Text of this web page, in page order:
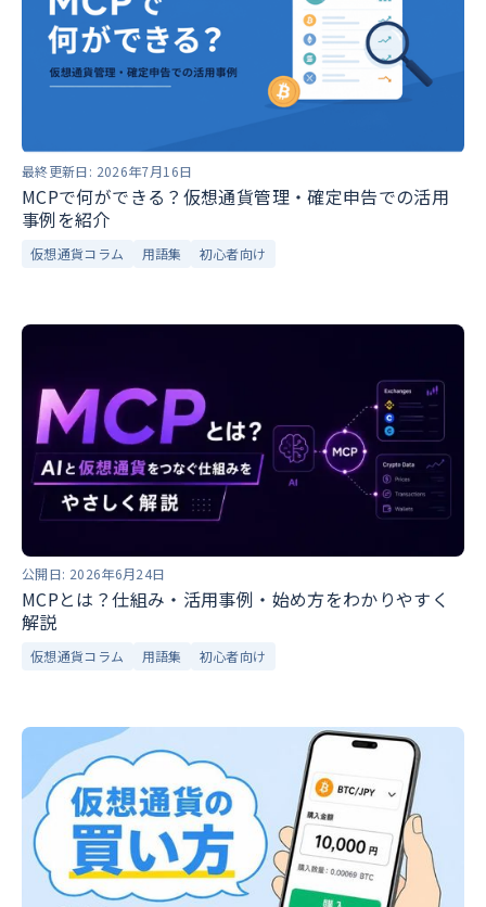
最終更新日: 2026年7月16日
MCPで何ができる？仮想通貨管理・確定申告での活用
事例を紹介
仮想通貨コラム 用語集 初心者向け
公開日: 2026年6月24日
MCPとは？仕組み・活用事例・始め方をわかりやすく
解説
仮想通貨コラム 用語集 初心者向け